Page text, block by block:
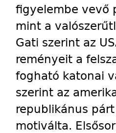
figyelembe vevő
mint a
Gati szerint az
reményeit a
fogható katonai
szerint az
republikánus
motiválta.